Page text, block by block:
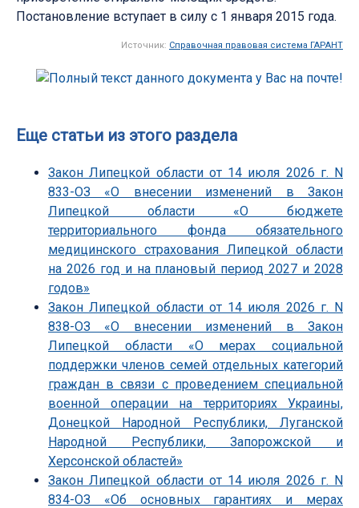
Постановление вступает в силу с 1 января 2015 года.
Источник: Справочная правовая система ГАРАНТ
Еще статьи из этого раздела
Закон Липецкой области от 14 июля 2026 г. N
833-ОЗ «О внесении изменений в Закон
Липецкой области «О бюджете
территориального фонда обязательного
медицинского страхования Липецкой области
на 2026 год и на плановый период 2027 и 2028
годов»
Закон Липецкой области от 14 июля 2026 г. N
838-ОЗ «О внесении изменений в Закон
Липецкой области «О мерах социальной
поддержки членов семей отдельных категорий
граждан в связи с проведением специальной
военной операции на территориях Украины,
Донецкой Народной Республики, Луганской
Народной Республики, Запорожской и
Херсонской областей»
Закон Липецкой области от 14 июля 2026 г. N
834-ОЗ «Об основных гарантиях и мерах